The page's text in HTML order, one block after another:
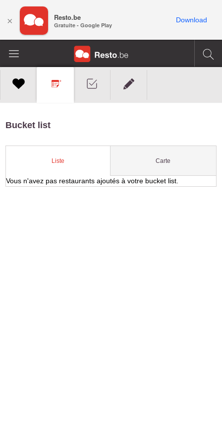
Bucket list
Liste Carte
Vous n'avez pas restaurants ajoutés à votre bucket list.
× Resto.be
Gratuite - Google Play
Download